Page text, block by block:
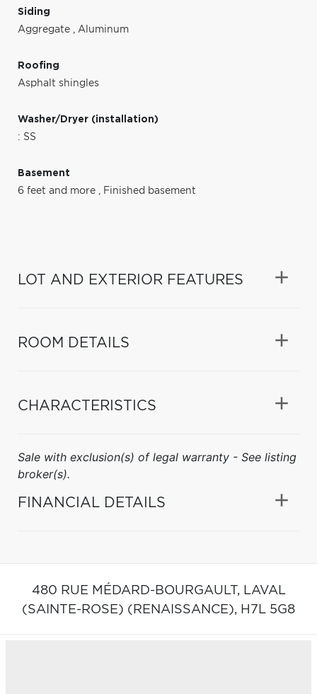
Siding
Aggregate , Aluminum
Roofing
Asphalt shingles
Washer/Dryer (installation)
: SS
Basement
6 feet and more , Finished basement
LOT AND EXTERIOR FEATURES
ROOM DETAILS
CHARACTERISTICS
Sale with exclusion(s) of legal warranty - See listing
broker(s).
FINANCIAL DETAILS
480 RUE MÉDARD-BOURGAULT, LAVAL
(SAINTE-ROSE) (RENAISSANCE), H7L 5G8